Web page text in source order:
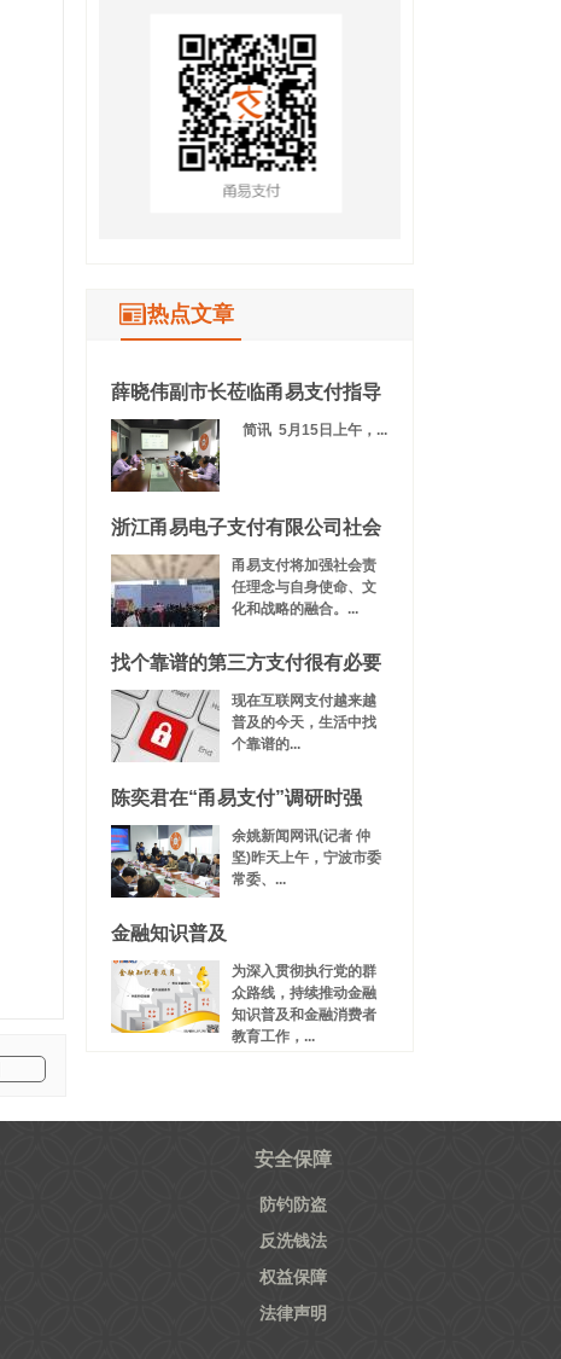
热点文章
薛晓伟副市长莅临甬易支付指导
简讯 5月15日上午，...
浙江甬易电子支付有限公司社会
甬易支付将加强社会责
任理念与自身使命、文
化和战略的融合。...
找个靠谱的第三方支付很有必要
现在互联网支付越来越
普及的今天，生活中找
个靠谱的...
陈奕君在“甬易支付”调研时强
余姚新闻网讯(记者 仲
坚)昨天上午，宁波市委
常委、...
金融知识普及
为深入贯彻执行党的群
众路线，持续推动金融
知识普及和金融消费者
教育工作，...
安全保障
防钓防盗
反洗钱法
权益保障
法律声明